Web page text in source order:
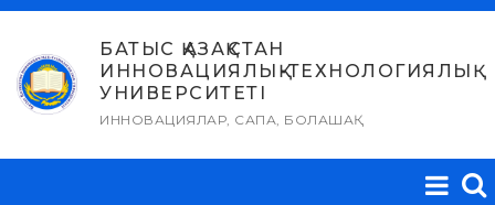
Skip
content
БАТЫС ҚАЗАҚСТАН
ИННОВАЦИЯЛЫҚ-ТЕХНОЛОГИЯЛЫҚ
УНИВЕРСИТЕТІ
ИННОВАЦИЯЛАР, САПА, БОЛАШАҚ